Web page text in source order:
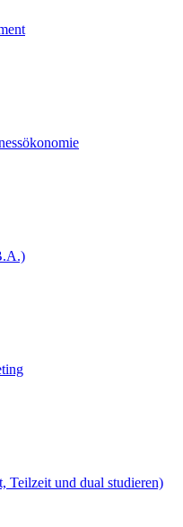
Teilzeit und dual studieren)